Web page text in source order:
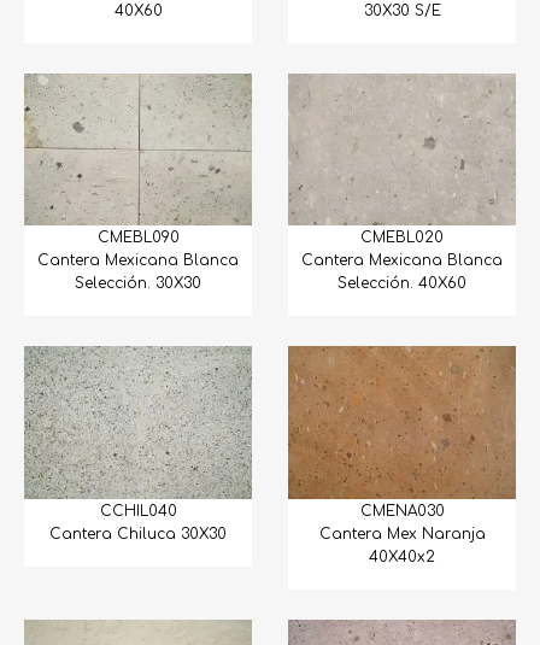
40X60 30X30 S/E
CMEBL090
Cantera Mexicana Blanca
Selección. 30X30
CMEBL020
Cantera Mexicana Blanca
Selección. 40X60
CCHIL040
Cantera Chiluca 30X30
CMENA030
Cantera Mex Naranja
40X40x2